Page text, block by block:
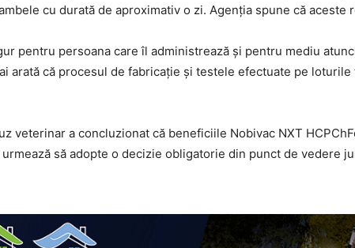
cu durată de aproximativ o zi. Agenția spune că
pentru persoana care îl administrează și pentru mediu
arată că procesul de fabricație și testele efectuate pe
veterinar a concluzionat că beneficiile Nobivac NXT
să adopte o decizie obligatorie din punct de vedere